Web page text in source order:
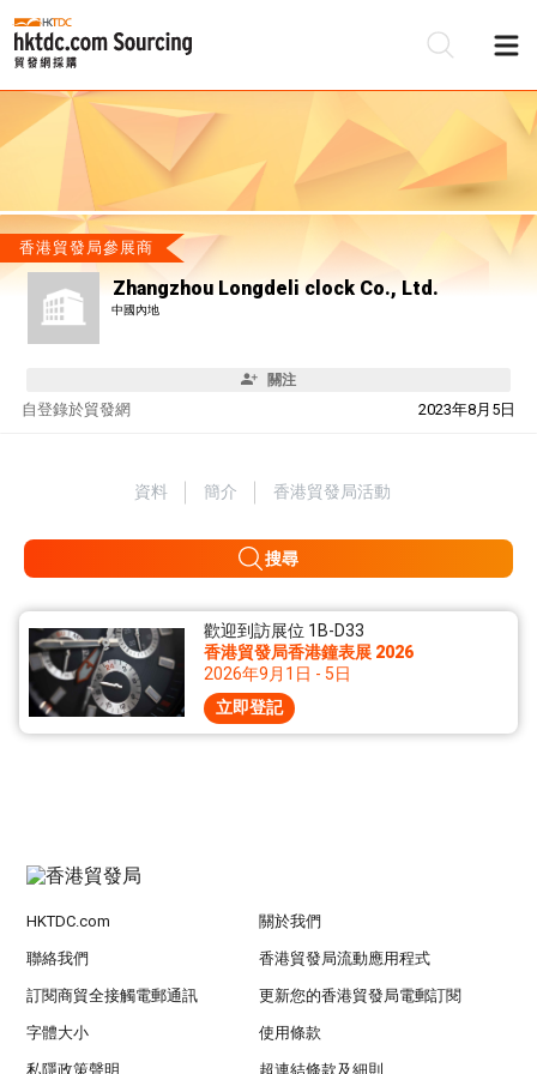
香港貿發局參展商
Zhangzhou Longdeli clock Co., Ltd.
中國內地
關注
自 2023年8月5日
登錄於貿發網
資料 簡介 香港貿發局活動
搜尋
歡迎到訪展位 1B-D33
香港貿發局香港鐘表展 2026
2026年9月1日 - 5日
立即登記
HKTDC.com 關於我們
聯絡我們 香港貿發局流動應用程式
訂閱商貿全接觸電郵通訊 更新您的香港貿發局電郵訂閱
字體大小 使用條款
私隱政策聲明 超連結條款及細則